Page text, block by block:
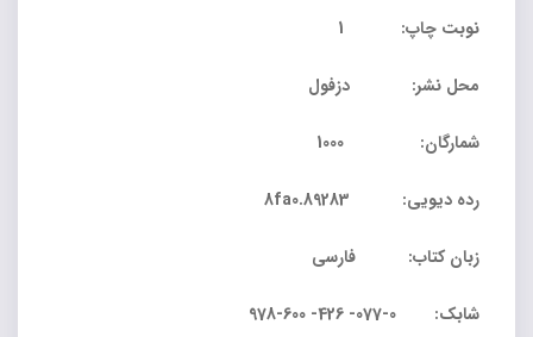
نوبت چاپ: 1
محل نشر: دزفول
شمارگان: 1000
رده دیویی: 8fa0.89283
زبان کتاب: فارسی
شابک: 0-077- 426- 600-978